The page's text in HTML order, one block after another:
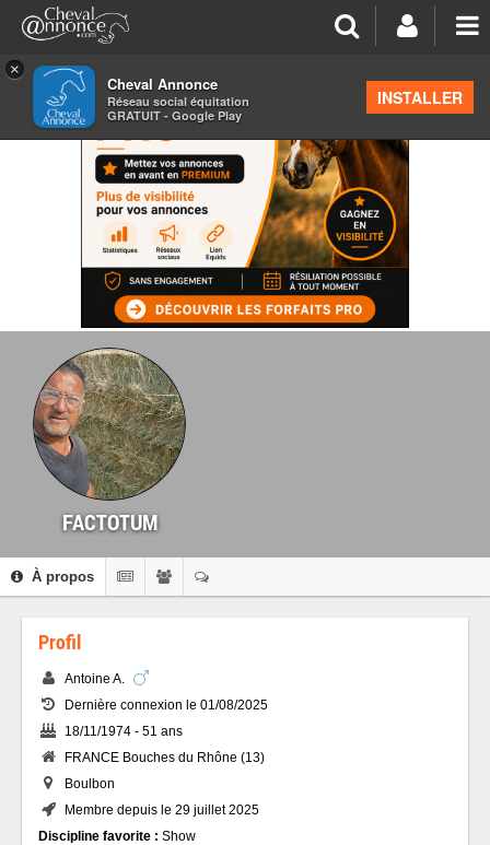
×
Cheval Annonce
Réseau social équitation
GRATUIT - Google Play
INSTALLER
FACTOTUM
À propos
Profil
Antoine A.
Dernière connexion le 01/08/2025
18/11/1974 - 51 ans
FRANCE Bouches du Rhône (13)
Boulbon
Membre depuis le 29 juillet 2025
Discipline favorite : Show